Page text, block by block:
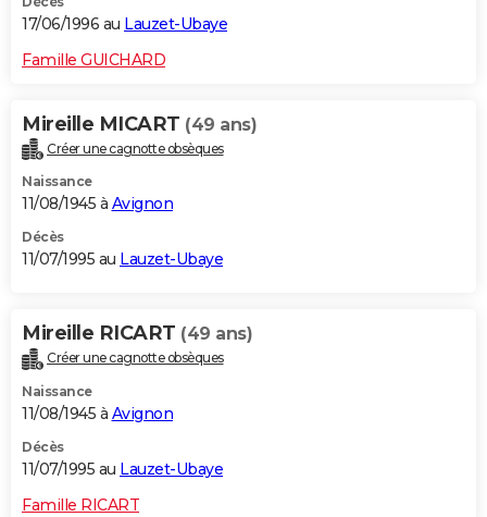
17/06/1996 au Lauzet-Ubaye
Famille GUICHARD
Mireille MICART (49 ans)
Créer une cagnotte obsèques
Naissance
11/08/1945 à Avignon
Décès
11/07/1995 au Lauzet-Ubaye
Mireille RICART (49 ans)
Créer une cagnotte obsèques
Naissance
11/08/1945 à Avignon
Décès
11/07/1995 au Lauzet-Ubaye
Famille RICART